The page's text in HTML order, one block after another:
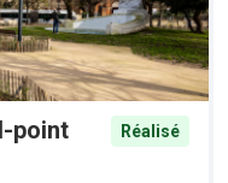
point
Réalisé